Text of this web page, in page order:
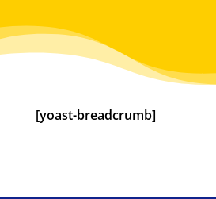
[yoast-breadcrumb]